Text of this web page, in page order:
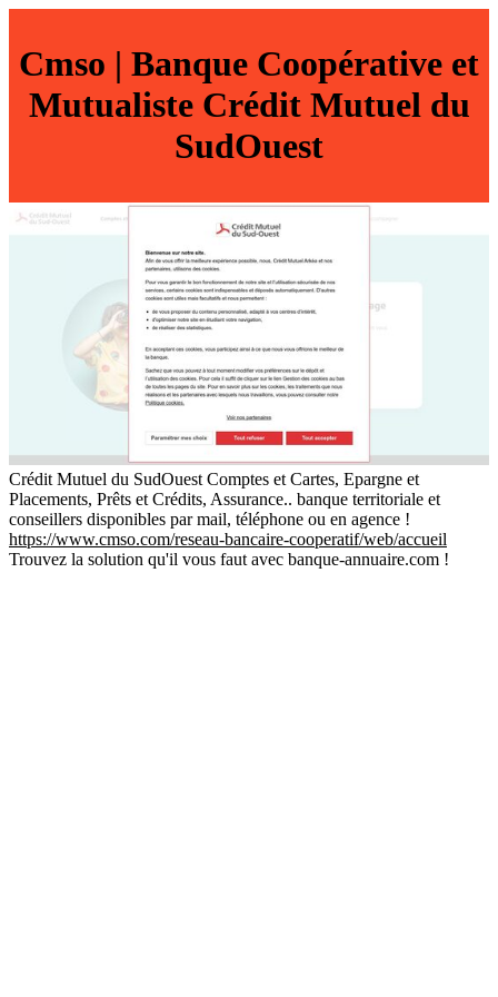
Cmso | Banque Coopérative et
Mutualiste Crédit Mutuel du
SudOuest
Crédit Mutuel du SudOuest Comptes et Cartes, Epargne et
Placements, Prêts et Crédits, Assurance.. banque territoriale et
conseillers disponibles par mail, téléphone ou en agence !
https://www.cmso.com/reseau-bancaire-cooperatif/web/accueil
Trouvez la solution qu'il vous faut avec banque-annuaire.com !